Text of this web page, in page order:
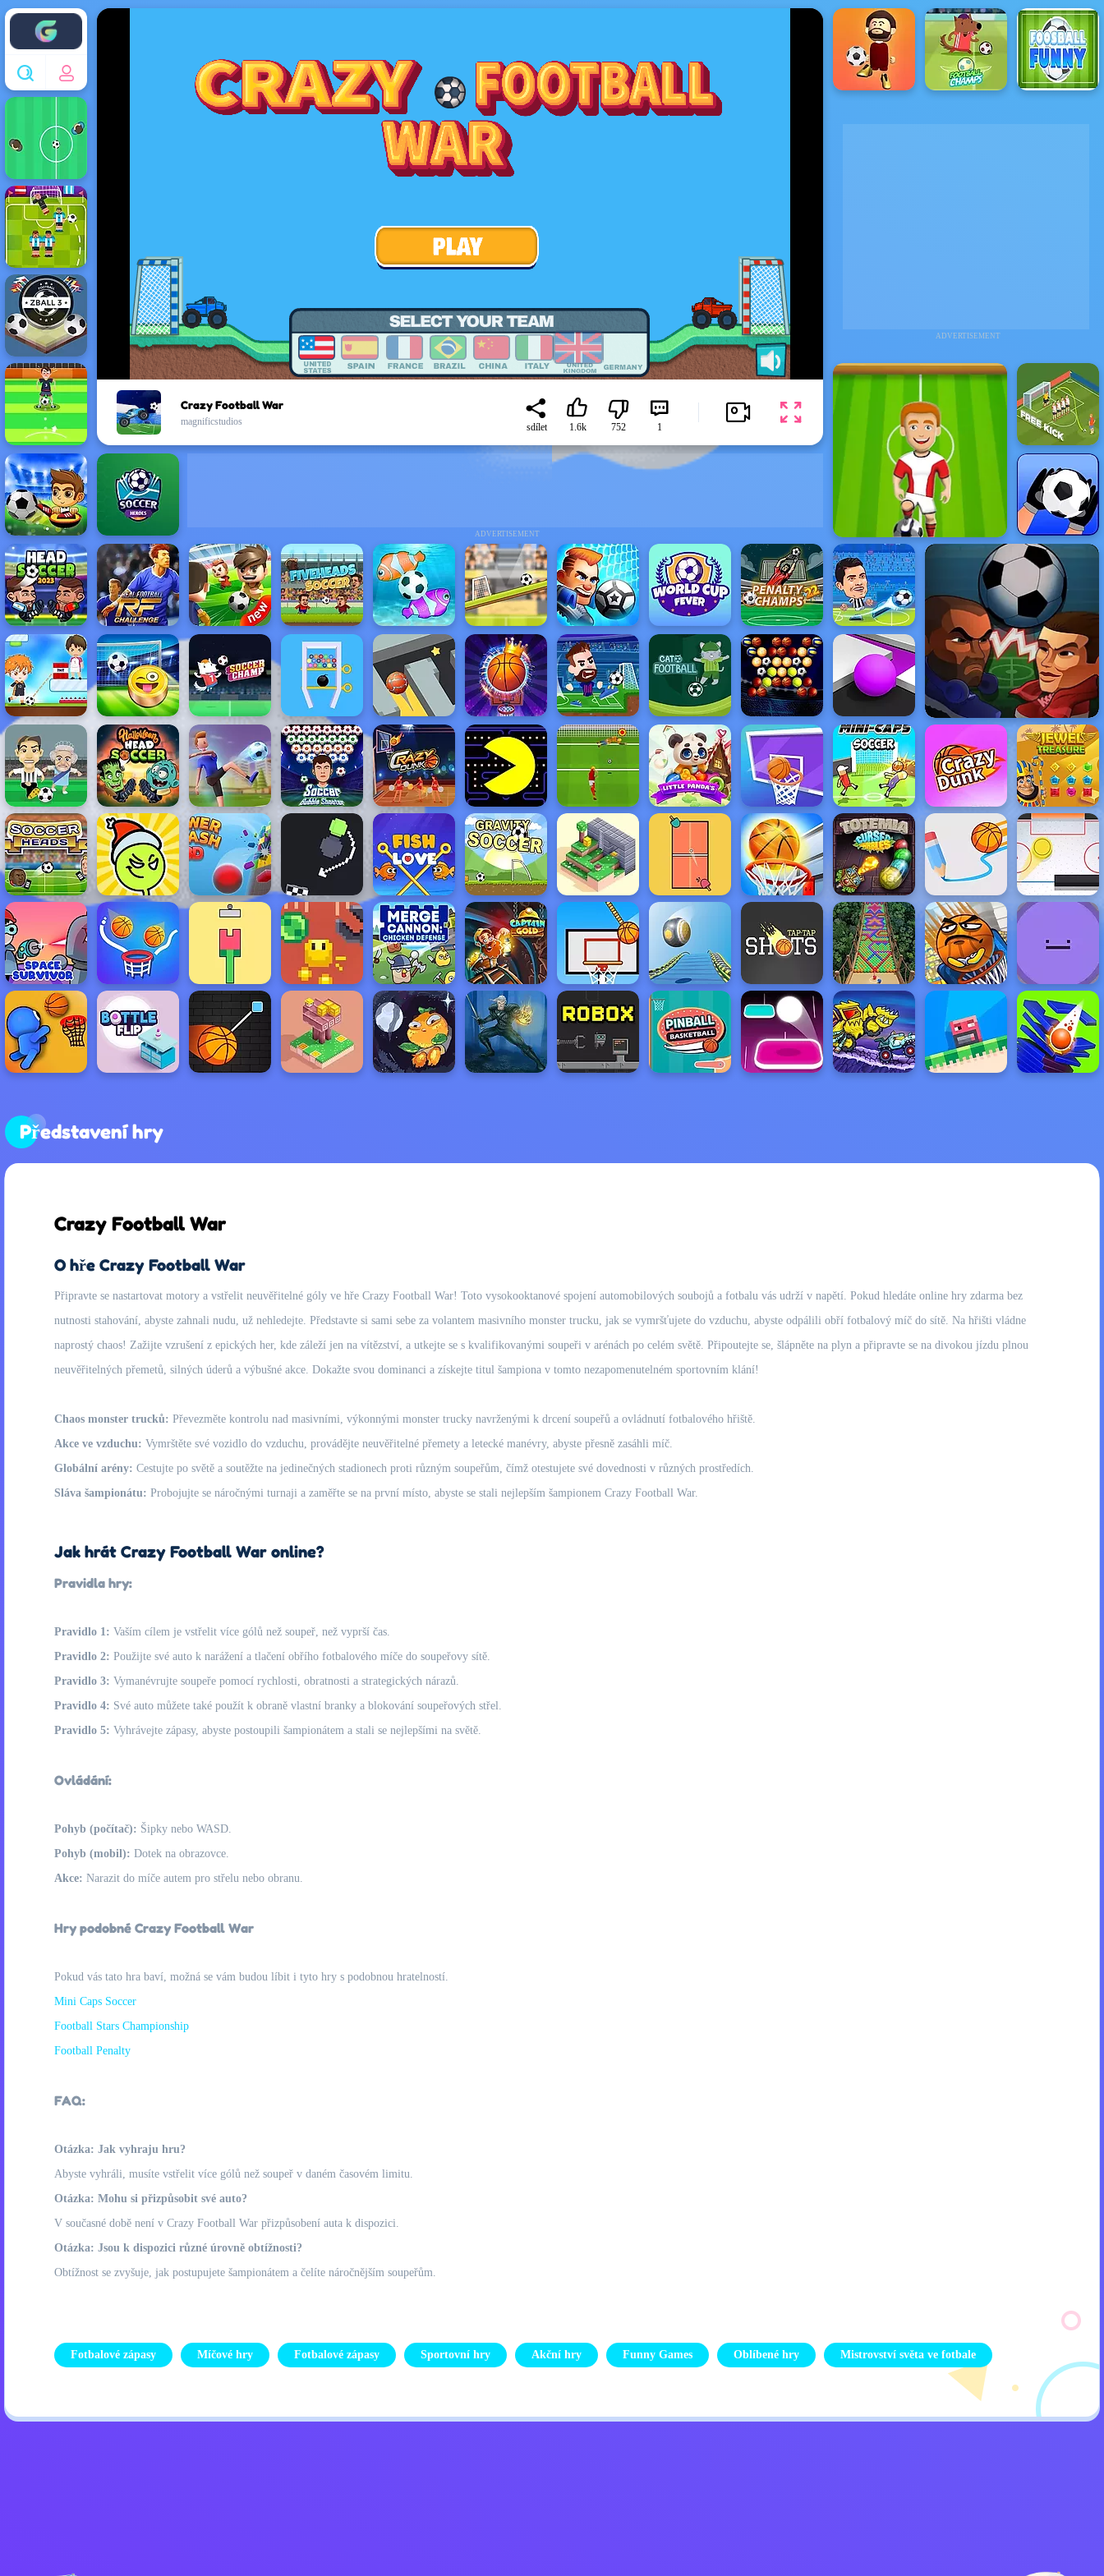
Enjoy4fun
ADVERTISEMENT
ADVERTISEMENT
Crazy Football War
magnificstudios
sdílet 1.6k 752 1
Představení hry
Crazy Football War
O hře Crazy Football War
Připravte se nastartovat motory a vstřelit neuvěřitelné góly ve hře Crazy Football War! Toto vysokooktanové spojení automobilových soubojů a fotbalu vás udrží v napětí. Pokud hledáte online hry zdarma bez
nutnosti stahování, abyste zahnali nudu, už nehledejte. Představte si sami sebe za volantem masivního monster trucku, jak se vymršťujete do vzduchu, abyste odpálili obří fotbalový míč do sítě. Na hřišti vládne
naprostý chaos! Zažijte vzrušení z epických her, kde záleží jen na vítězství, a utkejte se s kvalifikovanými soupeři v arénách po celém světě. Připoutejte se, šlápněte na plyn a připravte se na divokou jízdu plnou
neuvěřitelných přemetů, silných úderů a výbušné akce. Dokažte svou dominanci a získejte titul šampiona v tomto nezapomenutelném sportovním klání!
Chaos monster trucků: Převezměte kontrolu nad masivními, výkonnými monster trucky navrženými k drcení soupeřů a ovládnutí fotbalového hřiště.
Akce ve vzduchu: Vymrštěte své vozidlo do vzduchu, provádějte neuvěřitelné přemety a letecké manévry, abyste přesně zasáhli míč.
Globální arény: Cestujte po světě a soutěžte na jedinečných stadionech proti různým soupeřům, čímž otestujete své dovednosti v různých prostředích.
Sláva šampionátu: Probojujte se náročnými turnaji a zaměřte se na první místo, abyste se stali nejlepším šampionem Crazy Football War.
Jak hrát Crazy Football War online?
Pravidla hry:
Pravidlo 1: Vaším cílem je vstřelit více gólů než soupeř, než vyprší čas.
Pravidlo 2: Použijte své auto k narážení a tlačení obřího fotbalového míče do soupeřovy sítě.
Pravidlo 3: Vymanévrujte soupeře pomocí rychlosti, obratnosti a strategických nárazů.
Pravidlo 4: Své auto můžete také použít k obraně vlastní branky a blokování soupeřových střel.
Pravidlo 5: Vyhrávejte zápasy, abyste postoupili šampionátem a stali se nejlepšími na světě.
Ovládání:
Pohyb (počítač): Šipky nebo WASD.
Pohyb (mobil): Dotek na obrazovce.
Akce: Narazit do míče autem pro střelu nebo obranu.
Hry podobné Crazy Football War
Pokud vás tato hra baví, možná se vám budou líbit i tyto hry s podobnou hratelností.
Mini Caps Soccer
Football Stars Championship
Football Penalty
FAQ:
Otázka: Jak vyhraju hru?
Abyste vyhráli, musíte vstřelit více gólů než soupeř v daném časovém limitu.
Otázka: Mohu si přizpůsobit své auto?
V současné době není v Crazy Football War přizpůsobení auta k dispozici.
Otázka: Jsou k dispozici různé úrovně obtížnosti?
Obtížnost se zvyšuje, jak postupujete šampionátem a čelíte náročnějším soupeřům.
Fotbalové zápasy Míčové hry Fotbalové zápasy Sportovní hry Akční hry Funny Games Oblíbené hry Mistrovství světa ve fotbale